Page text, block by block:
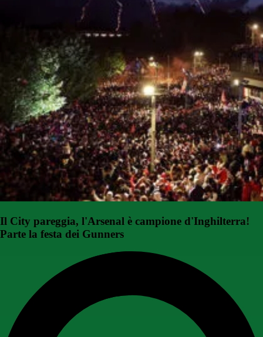
Il City pareggia, l'Arsenal è campione d'Inghilterra!
Parte la festa dei Gunners